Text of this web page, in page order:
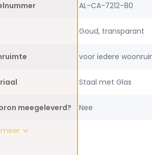
AL-CA-7212-80
Goud, transparant
voor iedere
Staal met Glas
meegeleverd? Nee